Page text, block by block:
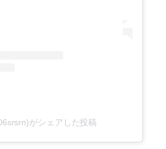
がシェアした投稿